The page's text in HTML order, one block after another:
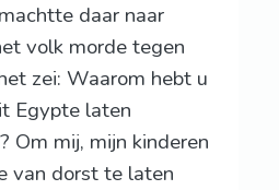
daar naar
volk morde tegen
zei: Waarom hebt u
Egypte laten
Om mij, mijn kinderen
van dorst te laten